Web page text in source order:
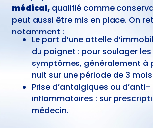
médical, qualifié comme
peut aussi être mis en place. On
notamment :
Le port d’une attelle
du poignet : pour soulager les
symptômes, généralement à
nuit sur une période de 3 mois.
Prise d’antalgiques ou d’anti-
inflammatoires : sur
médecin.